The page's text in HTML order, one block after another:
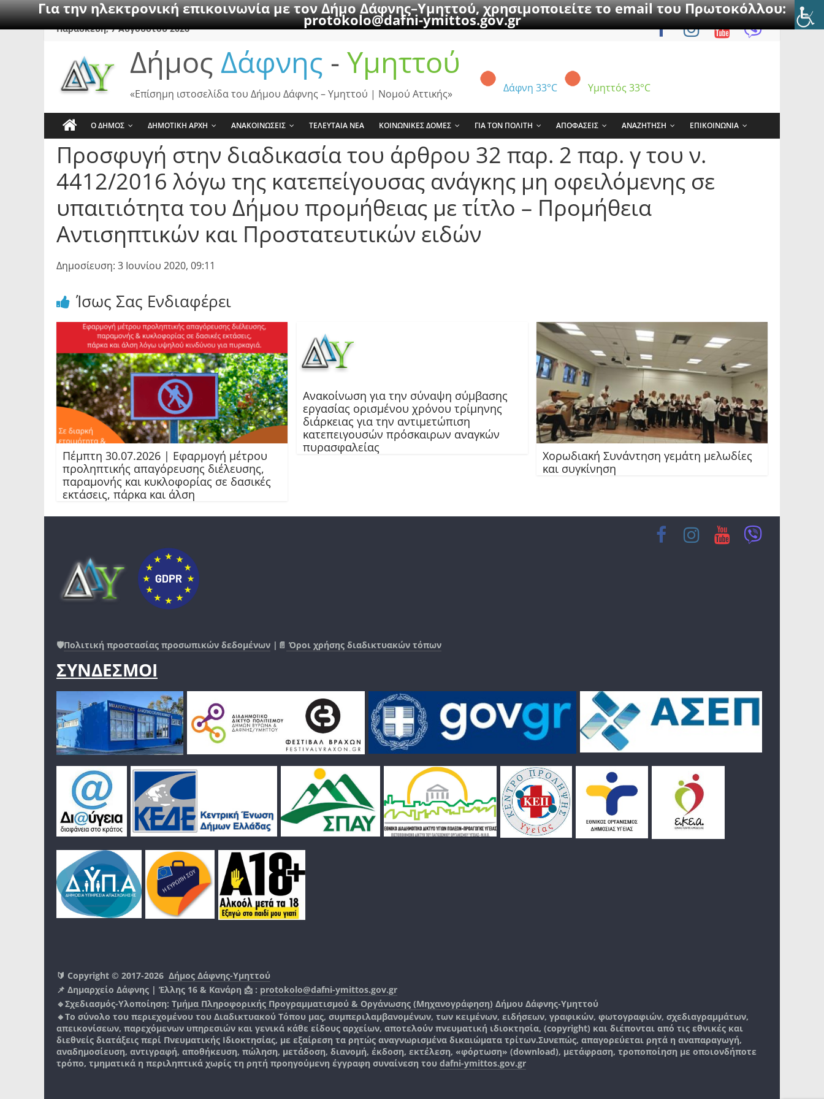
Για την ηλεκτρονική επικοινωνία με τον Δήμο Δάφνης–Υμηττού, χρησιμοποιείτε το email του Πρωτοκόλλου:
protokolo@dafni-ymittos.gov.gr
SkipΠαρασκευή, 7 Αυγούστου 2026
Δήμος Δάφνης - Υμηττού
Δάφνη 33°C Υμηττός 33°C
«Επίσημη ιστοσελίδα του Δήμου Δάφνης – Υμηττού | Νομού Αττικής»
Ο ΔΗΜΟΣ ΔΗΜΟΤΙΚΗ ΑΡΧΗ ΑΝΑΚΟΙΝΩΣΕΙΣ ΤΕΛΕΥΤΑΙΑ ΝΕΑ ΚΟΙΝΩΝΙΚΕΣ ΔΟΜΕΣ ΓΙΑ ΤΟΝ ΠΟΛΙΤΗ ΑΠΟΦΑΣΕΙΣ ΑΝΑΖΗΤΗΣΗ ΕΠΙΚΟΙΝΩΝΙΑ
Προσφυγή στην διαδικασία του άρθρου 32 παρ. 2 παρ. γ του ν.
4412/2016 λόγω της κατεπείγουσας ανάγκης μη οφειλόμενης σε
υπαιτιότητα του Δήμου προμήθειας με τίτλο – Προμήθεια
Αντισηπτικών και Προστατευτικών ειδών
Δημοσίευση: 3 Ιουνίου 2020, 09:11
Ίσως Σας Ενδιαφέρει
Πέμπτη 30.07.2026 | Εφαρμογή μέτρου
προληπτικής απαγόρευσης διέλευσης,
παραμονής και κυκλοφορίας σε δασικές
εκτάσεις, πάρκα και άλση
Ανακοίνωση για την σύναψη σύμβασης
εργασίας ορισμένου χρόνου τρίμηνης
διάρκειας για την αντιμετώπιση
κατεπειγουσών πρόσκαιρων αναγκών
πυρασφαλείας
Χορωδιακή Συνάντηση γεμάτη μελωδίες
και συγκίνηση
🛡️Πολιτική προστασίας προσωπικών δεδομένων |📄 Όροι χρήσης διαδικτυακών τόπων
ΣΥΝΔΕΣΜΟΙ
🔰 Copyright © 2017-2026 Δήμος Δάφνης-Υμηττού
📌 Δημαρχείο Δάφνης | Έλλης 16 & Κανάρη 📩 : protokolo@dafni-ymittos.gov.gr
🔹Σχεδιασμός-Υλοποίηση: Τμήμα Πληροφορικής Προγραμματισμού & Οργάνωσης (Μηχανογράφηση) Δήμου Δάφνης-Υμηττού
🔸Το σύνολο του περιεχομένου του Διαδικτυακού Τόπου μας, συμπεριλαμβανομένων, των κειμένων, ειδήσεων, γραφικών, φωτογραφιών, σχεδιαγραμμάτων,
απεικονίσεων, παρεχόμενων υπηρεσιών και γενικά κάθε είδους αρχείων, αποτελούν πνευματική ιδιοκτησία, (copyright) και διέπονται από τις εθνικές και
διεθνείς διατάξεις περί Πνευματικής Ιδιοκτησίας, με εξαίρεση τα ρητώς αναγνωρισμένα δικαιώματα τρίτων.Συνεπώς, απαγορεύεται ρητά η αναπαραγωγή,
αναδημοσίευση, αντιγραφή, αποθήκευση, πώληση, μετάδοση, διανομή, έκδοση, εκτέλεση, «φόρτωση» (download), μετάφραση, τροποποίηση με οποιονδήποτε
τρόπο, τμηματικά η περιληπτικά χωρίς τη ρητή προηγούμενη έγγραφη συναίνεση του dafni-ymittos.gov.gr